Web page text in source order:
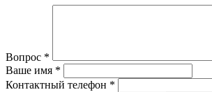
Вопрос *
Ваше имя *
Контактный телефон *